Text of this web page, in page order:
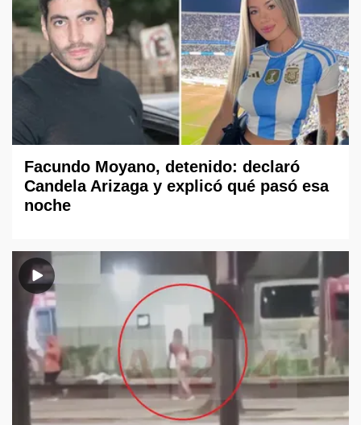
Facundo Moyano, detenido: declaró
Candela Arizaga y explicó qué pasó esa
noche